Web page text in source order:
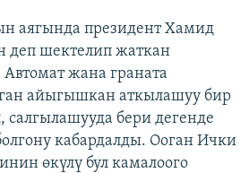
аягында президент Хамид
деп шектелип жаткан
Автомат жана граната
айыгышкан аткылашуу бир
салгылашууда бери дегенде
кабардалды. Ооган Ички
өкүлү бул камалоого